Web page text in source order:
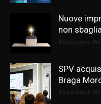
Nuove
non
SPV
Braga